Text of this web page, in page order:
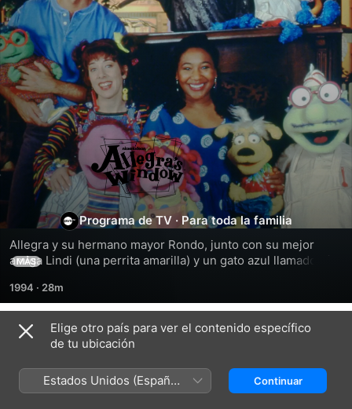
La
Ventana
de
Allegra
Programa de TV · Para toda la familia
Allegra y su hermano mayor Rondo, junto con su mejor
amiga Lindi (una perrita amarilla) y un gato azul llamado Riff,
ayuda de sus amigos del vecindario musical Callejón del
Colibrí.
MÁS
1994 · 28m
Temporada 1
Elige otro país para ver el contenido específico
de tu ubicación
Estados Unidos (Español
México)
Continuar